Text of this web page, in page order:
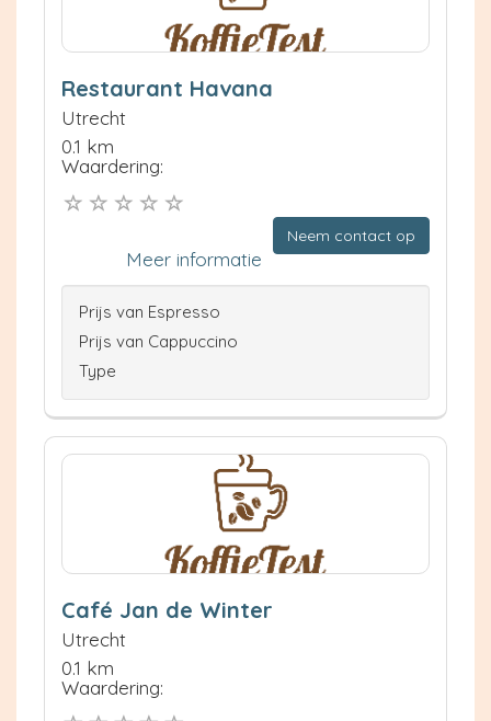
Restaurant Havana
Utrecht
0.1 km
Waardering:
Neem contact op
Meer informatie
Prijs van Espresso
Prijs van Cappuccino
Type
Café Jan de Winter
Utrecht
0.1 km
Waardering: